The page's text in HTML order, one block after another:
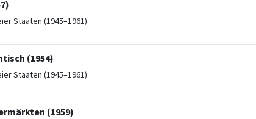
Staaten (1945–1961)
(1954)
Staaten (1945–1961)
(1959)